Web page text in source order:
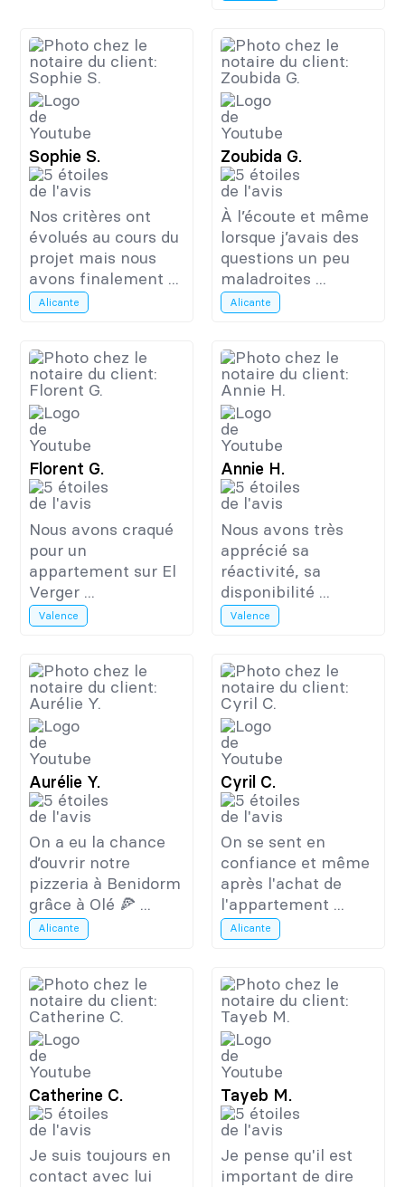
Sophie S.
Nos critères ont
évolués au cours du
projet mais nous
avons finalement ...
Alicante
Zoubida G.
À l’écoute et même
lorsque j’avais des
questions un peu
maladroites ...
Alicante
Florent G.
Nous avons craqué
pour un
appartement sur El
Verger ...
Valence
Annie H.
Nous avons très
apprécié sa
réactivité, sa
disponibilité ...
Valence
Aurélie Y.
On a eu la chance
d’ouvrir notre
pizzeria à Benidorm
grâce à Olé 🍕 ...
Alicante
Cyril C.
On se sent en
confiance et même
après l'achat de
l'appartement ...
Alicante
Catherine C.
Je suis toujours en
contact avec lui
Tayeb M.
Je pense qu'il est
important de dire